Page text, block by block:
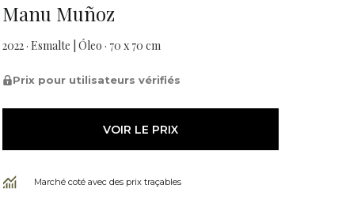
Manu Muñoz
2022 · Esmalte | Óleo · 70 x 70 cm
Prix pour utilisateurs vérifiés
VOIR LE PRIX
Marché coté avec des prix traçables